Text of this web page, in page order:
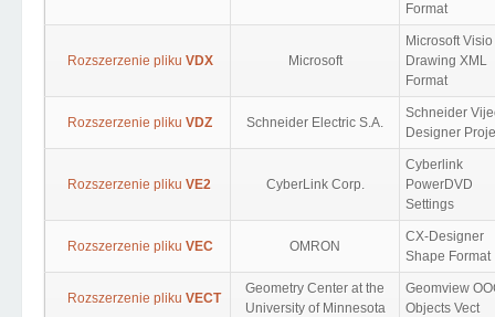
Format
Rozszerzenie pliku VDX Microsoft
Microsoft Visio
Drawing XML
Format
Rozszerzenie pliku VDZ Schneider Electric S.A.
Schneider
Designer
Rozszerzenie pliku VE2 CyberLink Corp.
Cyberlink
PowerDVD
Settings
Rozszerzenie pliku VEC OMRON
CX-Designer
Shape Format
Rozszerzenie pliku VECT
Geometry Center at the
University of Minnesota
Geomview
Objects Vect